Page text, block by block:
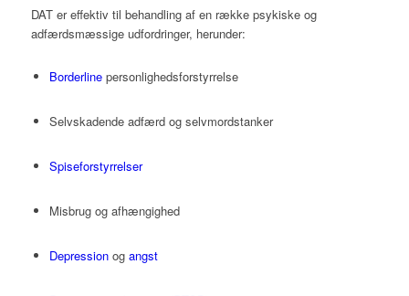
DAT er effektiv til behandling af en række psykiske og
adfærdsmæssige udfordringer, herunder:
Borderlinepersonlighedsforstyrrelse
Selvskadende adfærd og selvmordstanker
Spiseforstyrrelser
Misbrug og afhængighed
Depressionog angst